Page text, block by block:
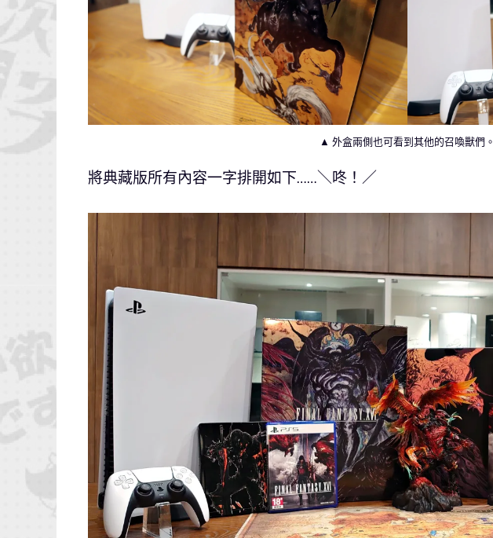
▲ 外盒兩側也可看到其他的召喚獸們。
將典藏版所有內容一字排開如下……＼咚！／